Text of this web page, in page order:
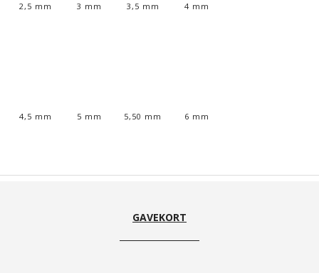
2,5 mm 3 mm 3,5 mm 4 mm
4,5 mm 5 mm 5,50 mm 6 mm
GAVEKORT